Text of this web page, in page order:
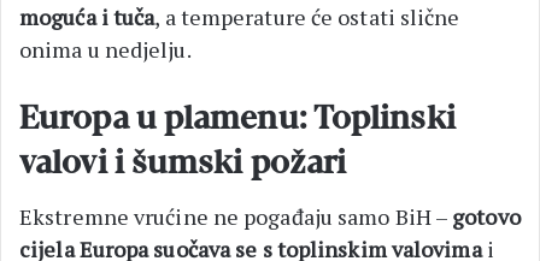
moguća i tuča, a temperature će ostati slične
onima u nedjelju.
Europa u plamenu: Toplinski
valovi i šumski požari
Ekstremne vrućine ne pogađaju samo BiH – gotovo
cijela Europa suočava se s toplinskim valovimai